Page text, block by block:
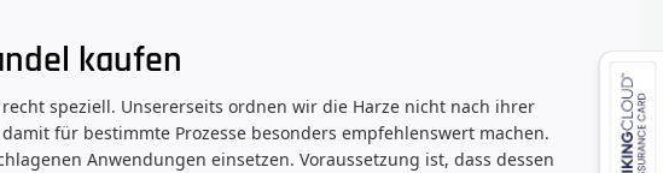
kaufen
speziell. Unsererseits ordnen wir die Harze nicht nach ihrer
für bestimmte Prozesse besonders empfehlenswert machen.
Anwendungen einsetzen. Voraussetzung ist, dass dessen